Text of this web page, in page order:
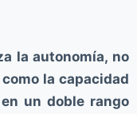
la autonomía, no
la capacidad
un doble rango